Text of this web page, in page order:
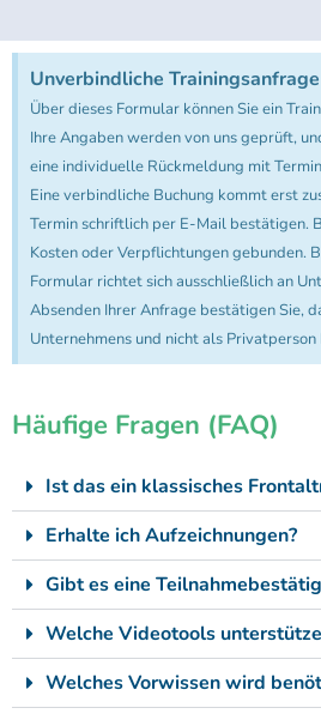
Unverbindliche Trainingsanfrage
Über dieses Formular können Sie ein
Ihre Angaben werden von uns geprüft,
eine individuelle Rückmeldung mit
Eine verbindliche Buchung kommt erst
Termin schriftlich per E-Mail bestätigen.
Kosten oder Verpflichtungen gebunden.
Formular richtet sich ausschließlich an
Absenden Ihrer Anfrage bestätigen Sie,
Unternehmens und nicht als Privatperson
Häufige Fragen (FAQ)
Ist das ein klassisches
Erhalte ich Aufzeichnungen?
Gibt es eine
Welche Videotools
Welches Vorwissen wird